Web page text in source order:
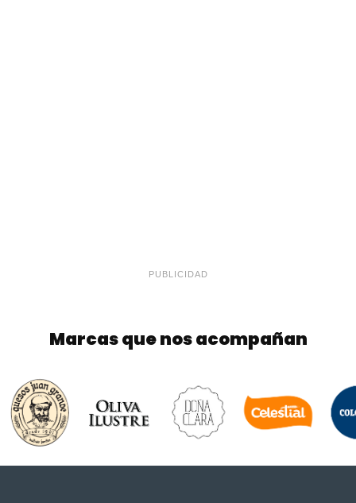
PUBLICIDAD
Marcas que nos acompañan